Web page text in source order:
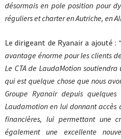
désormais en pole position pour
réguliers et charter en Autriche, en
Le dirigeant de Ryanair a ajouté :
avantage énorme pour les clients
Le CTA de LaudaMotion
qui est quelque chose que nous
Groupe Ryanair depuis
Laudamotion en lui donnant accès
financières, lui permettant une
également une excellente